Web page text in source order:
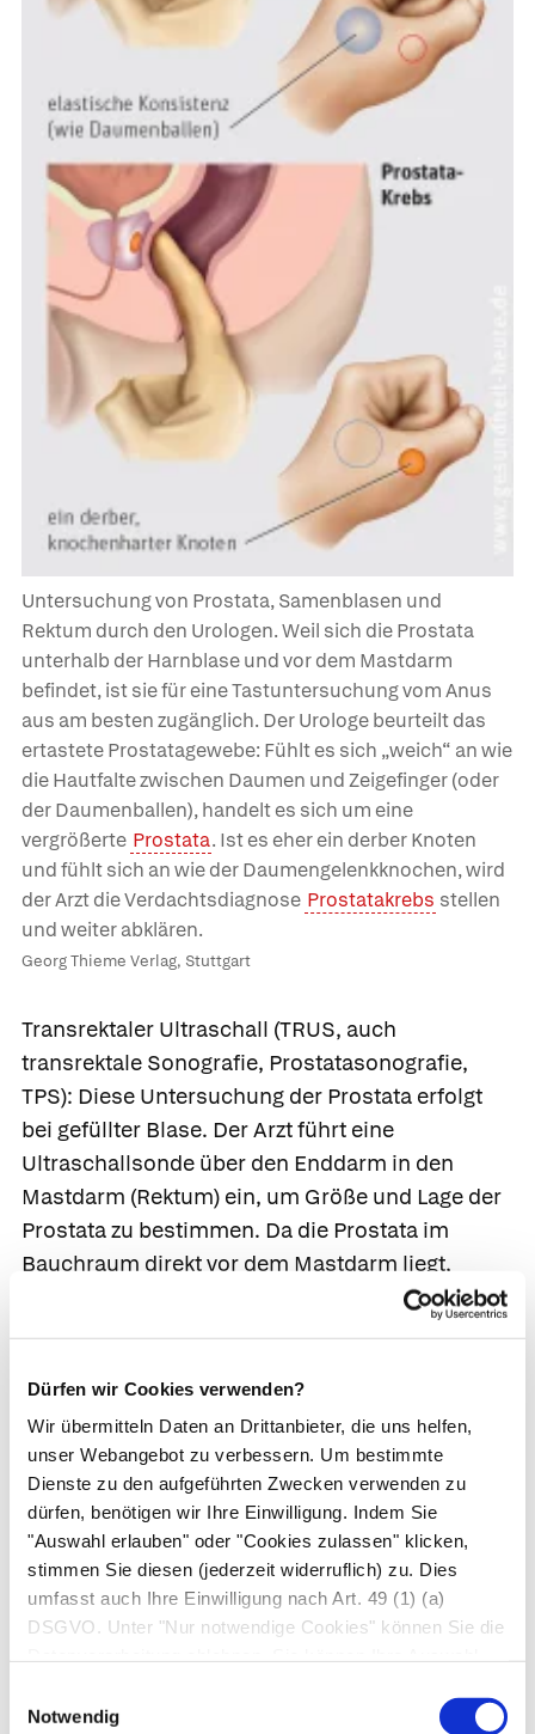
Dürfen wir Cookies verwenden?
Wir übermitteln Daten an Drittanbieter, die uns helfen,
unser Webangebot zu verbessern. Um bestimmte
Dienste zu den aufgeführten Zwecken verwenden zu
dürfen, benötigen wir Ihre Einwilligung. Indem Sie
"Auswahl erlauben" oder "Cookies zulassen" klicken,
stimmen Sie diesen (jederzeit widerruflich) zu. Dies
umfasst auch Ihre Einwilligung nach Art. 49 (1) (a)
DSGVO. Unter "Nur notwendige Cookies" können Sie die
Notwendig
Untersuchung von Prostata, Samenblasen und
Rektum durch den Urologen. Weil sich die Prostata
unterhalb der Harnblase und vor dem Mastdarm
befindet, ist sie für eine Tastuntersuchung vom Anus
aus am besten zugänglich. Der Urologe beurteilt das
ertastete Prostatagewebe: Fühlt es sich „weich“ an wie
die Hautfalte zwischen Daumen und Zeigefinger (oder
der Daumenballen), handelt es sich um eine
vergrößerte Prostata. Ist es eher ein derber Knoten
und fühlt sich an wie der Daumengelenkknochen, wird
der Arzt die Verdachtsdiagnose Prostatakrebs stellen
und weiter abklären.
Georg Thieme Verlag, Stuttgart
Transrektaler Ultraschall (TRUS, auch
transrektale Sonografie, Prostatasonografie,
TPS): Diese Untersuchung der Prostata erfolgt
bei gefüllter Blase. Der Arzt führt eine
Ultraschallsonde über den Enddarm in den
Mastdarm (Rektum) ein, um Größe und Lage der
Prostata zu bestimmen. Da die Prostata im
Bauchraum direkt vor dem Mastdarm liegt,
liefert der Ultraschall durch die Mastdarmwand,
Strukturveränderungen der Prostata kann der
Arzt mit den heutigen Geräten genau
bestimmen. Die Untersuchung selbst ist
schmerzlos, für einige Männer aber
unangenehm.
Prostata-undHodenbiopsie:Die
Gewebsentnahme aus der Prostata dient der
bestätigen. Ein Standardverfahren ist die